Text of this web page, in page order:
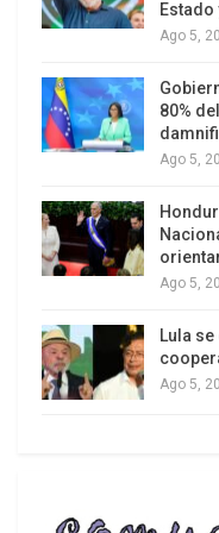
dólar frente al yen
había constituido
automóviles a nivel
japoneses y
Ago 5,
80%
Ago 5,
Ago 5,
Lula
Ago 5,